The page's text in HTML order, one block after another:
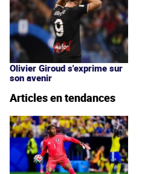
Olivier Giroud s'exprime sur
son avenir
Articles en tendances